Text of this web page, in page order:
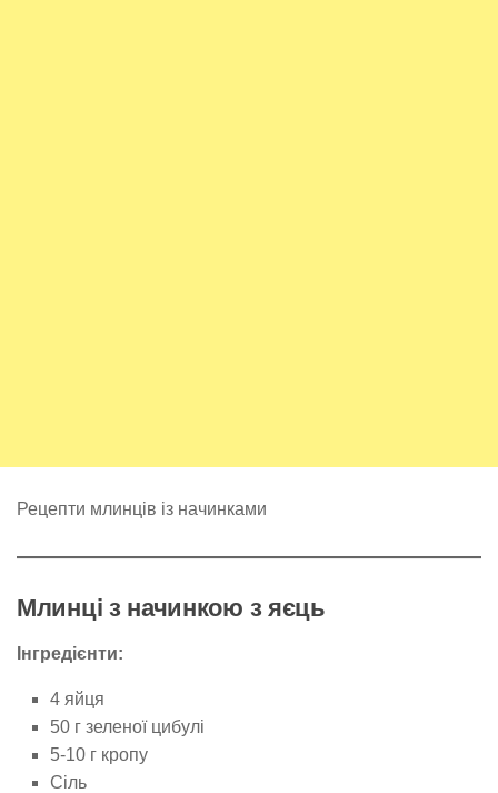
Рецепти млинців із начинками
Млинці з начинкою з яєць
Інгредієнти:
4 яйця
50 г зеленої цибулі
5-10 г кропу
Сіль